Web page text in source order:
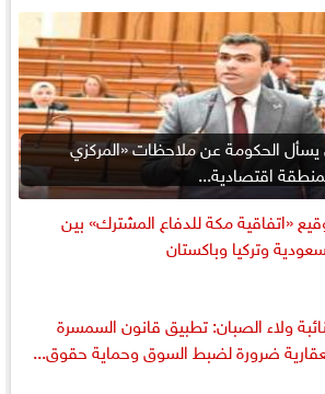
الحكومة عن ملاحظات «المركزي
اقتصادية...
«اتفاقية مكة للدفاع المشترك» بين
وتركيا وباكستان
ولاء الصبان: تطبيق قانون السمسرة
ضرورة لضبط السوق وحماية حقوق...